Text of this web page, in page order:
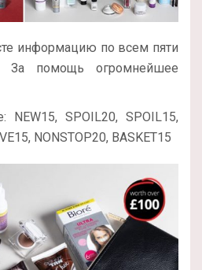
информацию по всем пяти
За помощь огромнейшее
NEW15, SPOIL20, SPOIL15,
NONSTOP20, BASKET15